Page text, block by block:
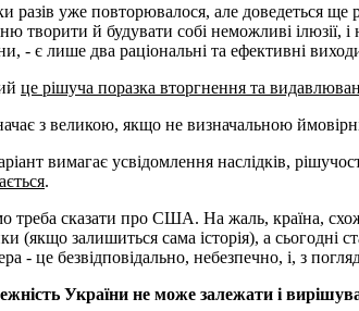
разів уже повторювалося, але доведеться ще
творити й будувати собі неможливі ілюзії,
- є лише два раціональні та ефективні
це рішуча поразка вторгнення та
з великою, якщо не визначальною
вимагає усвідомлення наслідків,
.
треба сказати про США. На жаль, країна,
(якщо залишиться сама історія), а сьогодні
- це безвідповідально, небезпечно, і, з
України не може залежати і